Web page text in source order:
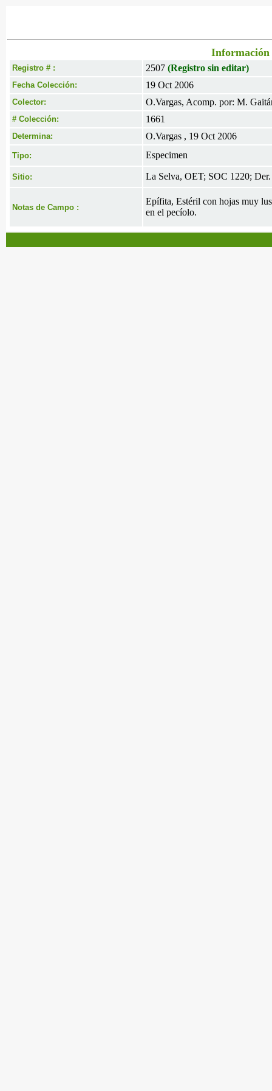
Información
Registro # : 2507 (Registro sin editar)
Fecha Colección: 19 Oct 2006
Colector: O.Vargas, Acomp. por: M.
# Colección: 1661
Determina: O.Vargas , 19 Oct 2006
Tipo: Especimen
Sitio: La Selva, OET; SOC 1220;
Notas de Campo :
Epífita, Estéril con hojas muy
en el pecíolo.